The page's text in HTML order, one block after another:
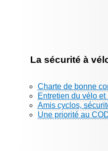
La sécurité à
Charte de bonne
Entretien du vélo
Amis cyclos,
Une priorité au